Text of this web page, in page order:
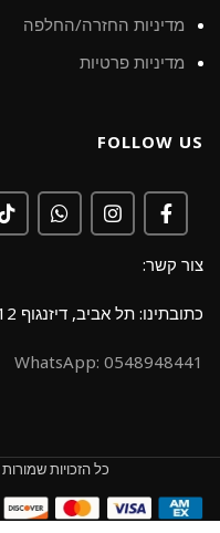
מדיניות החזרה/החלפה
מדיניות פרטיות
FOLLOW US
צור קשר:
כתובתינו: תל אביב, דיזנגוף 12
0548948441 :WhatsApp
כל הזכויות שמורות